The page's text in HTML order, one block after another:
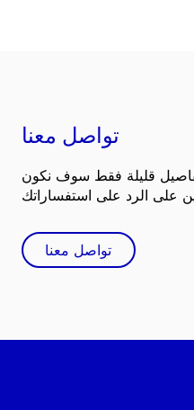
تواصل معنا
قليلة فقط سوف نكون
تواصل معنا